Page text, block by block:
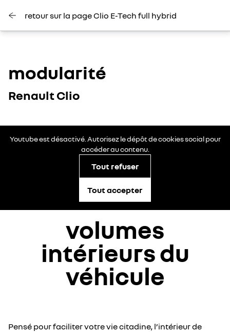
retour sur la page Clio E-Tech full hybrid
modularité
Renault Clio
Youtube est désactivé. Autorisez le dépôt de cookies social pour
accéder au contenu.
Tout refuser
Tout accepter
volumes
intérieurs du
véhicule
Pensé pour faciliter votre vie citadine, l’intérieur de